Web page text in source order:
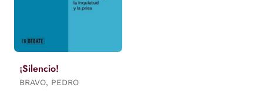
¡Silencio!
BRAVO, PEDRO